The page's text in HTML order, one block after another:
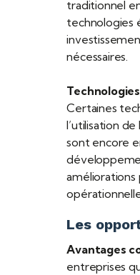
traditionnel
technologies
nécessaires.
Certaines
l’utilisation
sont encore
Les
Avantages
entreprises